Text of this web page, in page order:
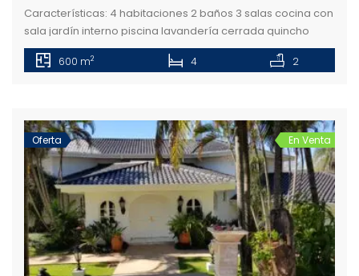
Características: 4 habitaciones 2 baños 3 salas cocina con
sala jardín interno piscina lavandería cerrada quincho
cerrado 2 terrenos de 30×30 circuito cerrado cercado
eléctrico 11 cámaras muebles a medidos
600 m2 4 2
Oferta En Venta